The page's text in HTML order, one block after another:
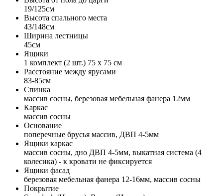
19/125см
Высота спального места
43/148см
Ширина лестницы
45см
Ящики
1 комплект (2 шт.) 75 х 75 см
Расстояние между ярусами
83-85см
Спинка
массив сосны, березовая мебельная фанера 12мм
Каркас
массив сосны
Основание
поперечные брусья массив, ДВП 4-5мм
Ящики каркас
массив сосны, дно ДВП 4-5мм, выкатная система (4
колесика) - к кровати не фиксируется
Ящики фасад
березовая мебельная фанера 12-16мм, массив сосны
Покрытие